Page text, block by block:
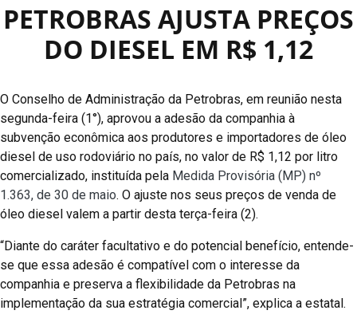
PETROBRAS AJUSTA PREÇOS
DO DIESEL EM R$ 1,12
O Conselho de Administração da Petrobras, em reunião nesta
segunda-feira (1°), aprovou a adesão da companhia à
subvenção econômica aos produtores e importadores de óleo
diesel de uso rodoviário no país, no valor de R$ 1,12 por litro
comercializado, instituída pela Medida Provisória (MP) nº
1.363, de 30 de maio. O ajuste nos seus preços de venda de
óleo diesel valem a partir desta terça-feira (2).
“Diante do caráter facultativo e do potencial benefício, entende-
se que essa adesão é compatível com o interesse da
companhia e preserva a flexibilidade da Petrobras na
implementação da sua estratégia comercial”, explica a estatal.